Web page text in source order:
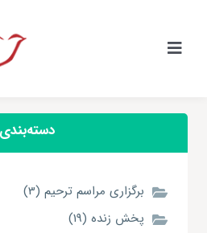
content
کنترلر
دسته‌بندی
برگزاری مراسم ترحیم (3)
پخش زنده (19)